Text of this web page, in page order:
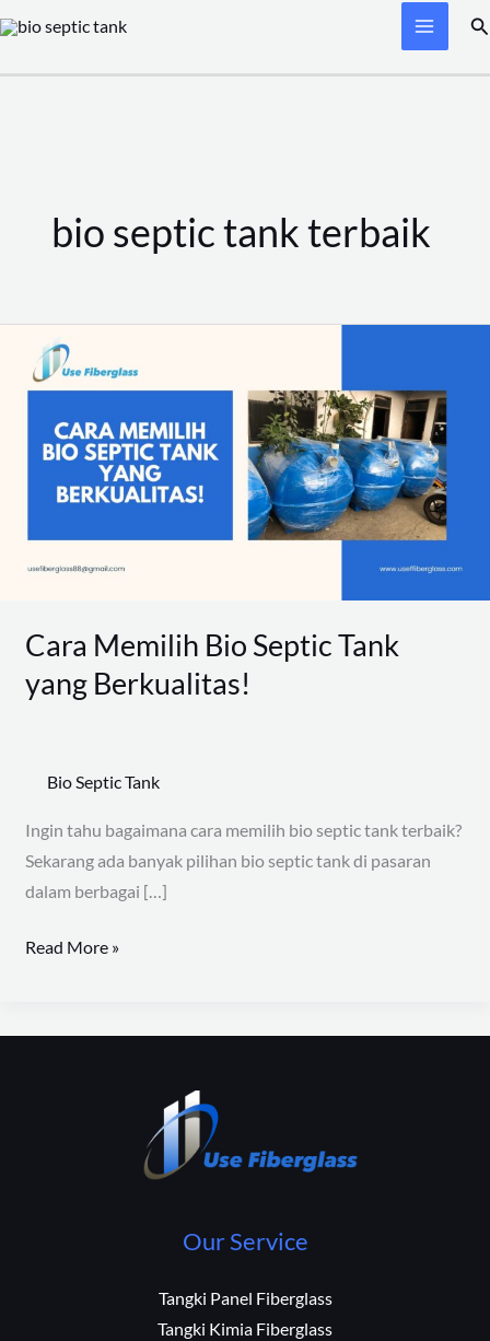
Skip
content
bio septic tank terbaik
Cara Memilih Bio Septic Tank
yang Berkualitas!
Bio Septic Tank
Ingin tahu bagaimana cara memilih bio septic tank terbaik?
Sekarang ada banyak pilihan bio septic tank di pasaran
dalam berbagai […]
Cara
Memilih
Septic
Tank
yang
Read More »
Our Service
Tangki Panel Fiberglass
Tangki Kimia Fiberglass